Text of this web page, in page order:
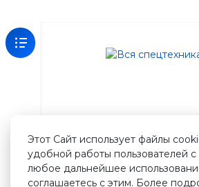
нашем
и
получите
500
Этот Сайт использует файлы
удобной работы пользователей
любое дальнейшее
соглашаетесь с этим. Более